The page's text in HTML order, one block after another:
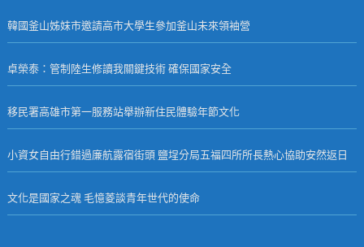
韓國釜山姊妹市邀請高市大學生參加釜山未來領袖營
卓榮泰：管制陸生修讀我關鍵技術 確保國家安全
移民署高雄市第一服務站舉辦新住民體驗年節文化
小資女自由行錯過廉航露宿街頭 鹽埕分局五福四所所長熱心協助安然返日
文化是國家之魂 毛憶菱談青年世代的使命